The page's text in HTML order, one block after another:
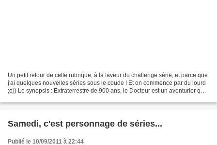
Un petit retour de cette rubrique, à la faveur du challenge série, et parce que
j'ai quelques nouvelles séries sous le coude ! Et on commence par du lourd
;o)) Le synopsis : Extraterrestre de 900 ans, le Docteur est un aventurier qui
Samedi, c'est personnage de séries...
Publié le 10/09/2011 à 22:44